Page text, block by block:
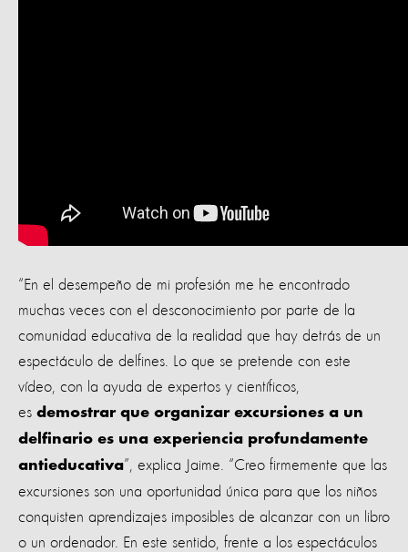
“En el desempeño de mi profesión me he encontrado
muchas veces con el desconocimiento por parte de la
comunidad educativa de la realidad que hay detrás de un
espectáculo de delfines. Lo que se pretende con este
vídeo, con la ayuda de expertos y científicos,
es demostrar que organizar excursiones a un
delfinario es una experiencia profundamente
antieducativa”, explica Jaime. “Creo firmemente que las
excursiones son una oportunidad única para que los niños
conquisten aprendizajes imposibles de alcanzar con un libro
o un ordenador. En este sentido, frente a los espectáculos